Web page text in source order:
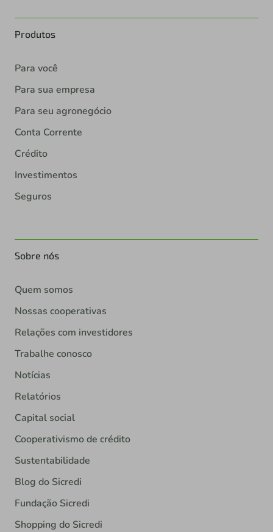
Produtos
Para você
Para sua empresa
Para seu agronegócio
Conta Corrente
Crédito
Investimentos
Seguros
Sobre nós
Quem somos
Nossas cooperativas
Relações com investidores
Trabalhe conosco
Notícias
Relatórios
Capital social
Cooperativismo de crédito
Sustentabilidade
Blog do Sicredi
Fundação Sicredi
Shopping do Sicredi